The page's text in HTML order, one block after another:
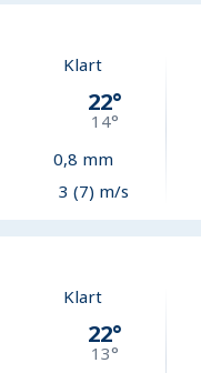
Klart
22°
14°
0,8 mm
3 (7) m/s
Klart
22°
13°